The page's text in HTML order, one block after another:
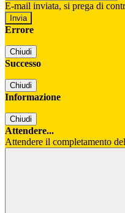
E-mail inviata, si prega di
Errore
Chiudi
Successo
Chiudi
Informazione
Chiudi
Attendere...
Attendere il completamento